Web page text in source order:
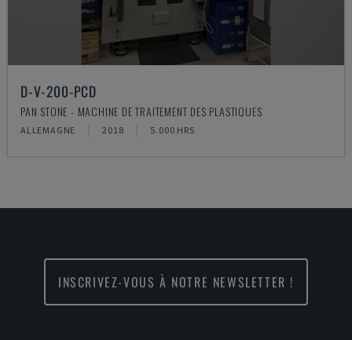
D-V-200-PCD
PAN STONE - MACHINE DE TRAITEMENT DES PLASTIQUES
ALLEMAGNE 2018 5.000 HRS
INSCRIVEZ-VOUS À NOTRE NEWSLETTER !